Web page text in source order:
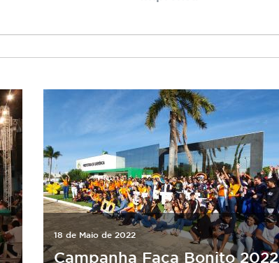
18 de Maio de 2022
Campanha Faça Bonito 2022